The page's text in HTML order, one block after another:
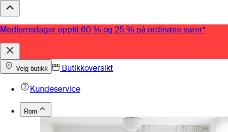
Medlemsdager opptil 60 % og 25 % på ordinære varer*
Velg butikk
Butikkoversikt
Kundeservice
Rom